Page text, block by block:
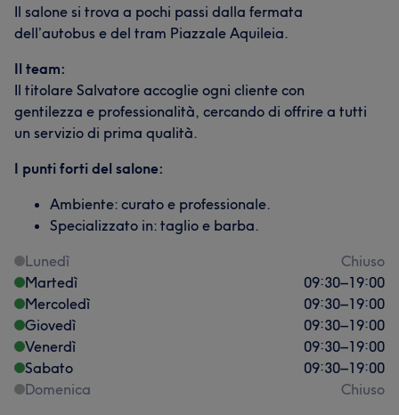
Il salone si trova a pochi passi dalla fermata
dell’autobus e del tram Piazzale Aquileia.
Il team:
Il titolare Salvatore accoglie ogni cliente con
gentilezza e professionalità, cercando di offrire a tutti
un servizio di prima qualità.
I punti forti del salone:
Ambiente: curato e professionale.
Specializzato in: taglio e barba.
Lunedì
Chiuso
Martedì
09:30–19:00
Mercoledì
09:30–19:00
Giovedì
09:30–19:00
Venerdì
09:30–19:00
Sabato
09:30–19:00
Domenica
Chiuso